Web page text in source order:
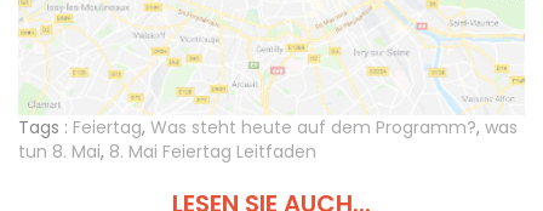
Tags : Feiertag, Was steht heute auf dem Programm?, was
tun 8. Mai, 8. Mai Feiertag Leitfaden